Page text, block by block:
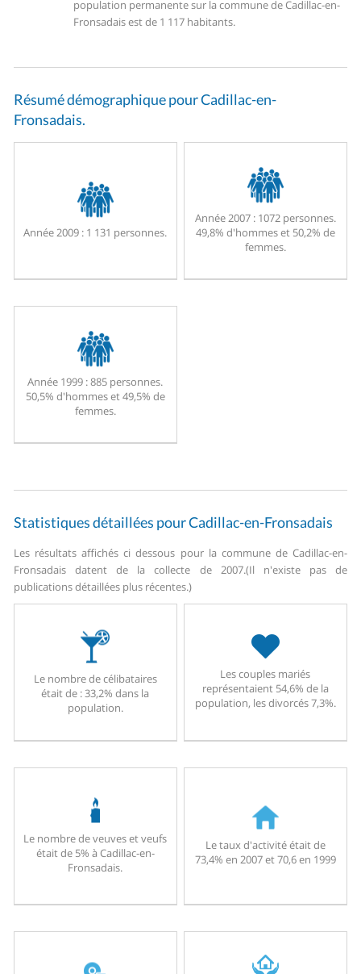
population permanente sur la commune de Cadillac-en-
Fronsadais est de 1 117 habitants.
Résumé démographique pour Cadillac-en-
Fronsadais.
Année 2009 : 1 131 personnes.
Année 2007 :1072 personnes.
49,8% d'hommes et 50,2% de
femmes.
Année 1999 :885 personnes.
50,5% d'hommes et 49,5% de
femmes.
Statistiques détaillées pour Cadillac-en-Fronsadais
Les résultats affichés ci dessous pour la commune de Cadillac-en-
Fronsadais datent de la collecte de 2007.(Il n'existe pas de
publications détaillées plus récentes.)
Le nombre de célibataires
était de : 33,2% dans la
population.
Les couples mariés
représentaient 54,6% de la
population, les divorcés 7,3%.
Le nombre de veuves et veufs
était de 5% à Cadillac-en-
Fronsadais.
Le taux d'activité était de
73,4% en 2007 et 70,6 en 1999